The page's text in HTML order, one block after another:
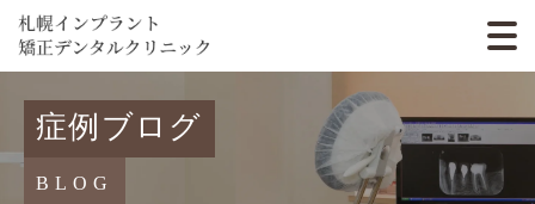
症例ブログ
BLOG